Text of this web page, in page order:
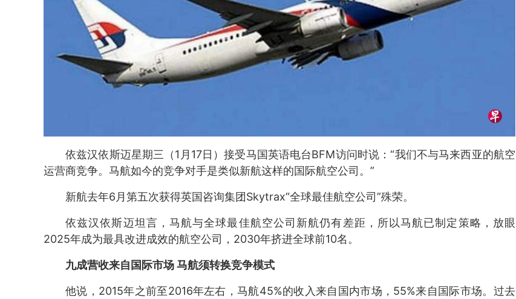
依兹汉依斯迈星期三（1月17日）接受马国英语电台BFM访问时说：“我们不与马来西亚的航空
运营商竞争。马航如今的竞争对手是类似新航这样的国际航空公司。”
新航去年6月第五次获得英国咨询集团Skytrax“全球最佳航空公司”殊荣。
依兹汉依斯迈坦言，马航与全球最佳航空公司新航仍有差距，所以马航已制定策略，放眼
2025年成为最具改进成效的航空公司，2030年挤进全球前10名。
九成营收来自国际市场 马航须转换竞争模式
他说，2015年之前至2016年左右，马航45%的收入来自国内市场，55%来自国际市场。过去